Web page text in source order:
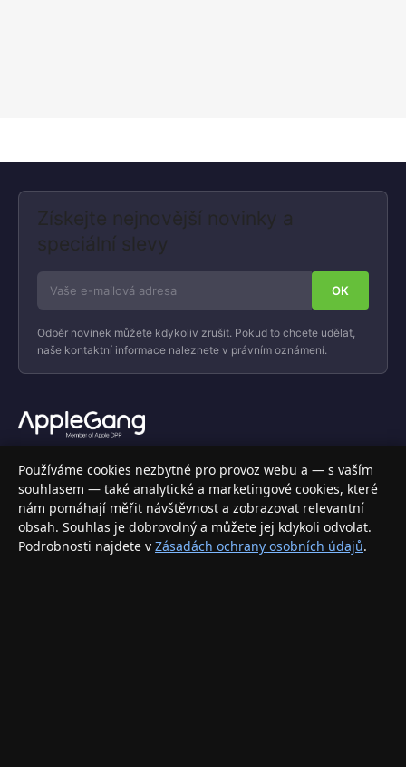
Získejte nejnovější novinky a
speciální slevy
Odběr novinek můžete kdykoliv zrušit. Pokud to chcete udělat,
naše kontaktní informace naleznete v právním oznámení.
Váš specializovaný obchod s Apple produkty, příslušenstvím a
elektronikou. Nakupujte bezpečně a s jistotou.
INFORMACE
Doprava a doručení
Používáme cookies nezbytné pro provoz webu a — s vaším
souhlasem — také analytické a marketingové cookies, které
nám pomáhají měřit návštěvnost a zobrazovat relevantní
obsah. Souhlas je dobrovolný a můžete jej kdykoli odvolat.
Podrobnosti najdete v Zásadách ochrany osobních údajů.